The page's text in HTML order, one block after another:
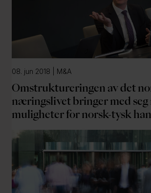
08. jun 2018 | M&A
Omstruktureringen av det
næringslivet bringer med seg
muligheter for norsk-tysk